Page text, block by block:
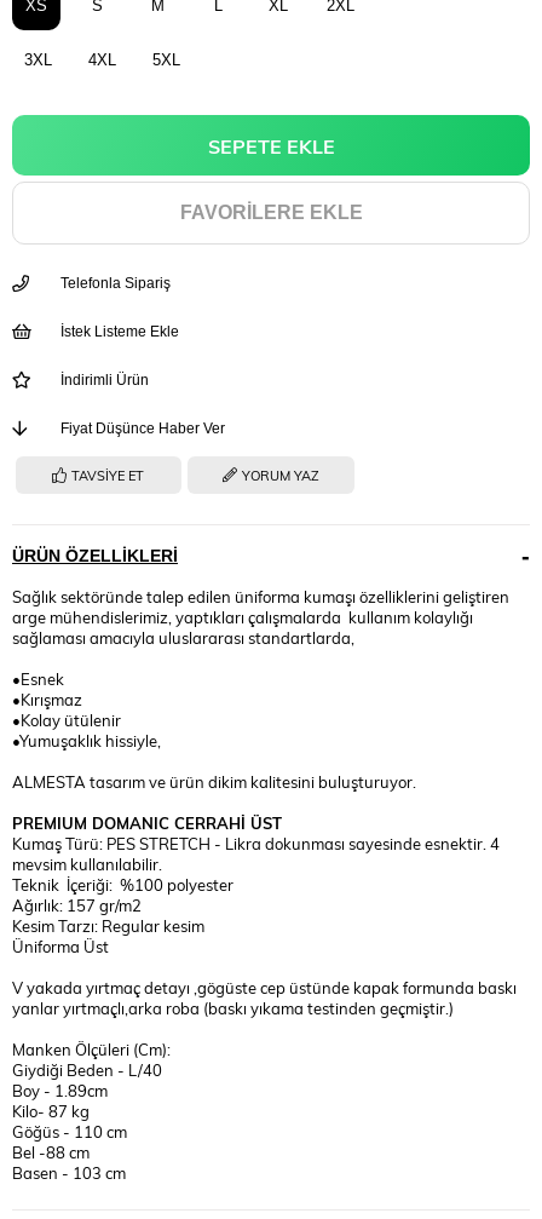
XS S M L XL 2XL
3XL 4XL 5XL
FAVORILERE EKLE
Telefonla Sipariş
İstek Listeme Ekle
İndirimli Ürün
Fiyat Düşünce Haber Ver
TAVSIYE ET YORUM YAZ
ÜRÜN ÖZELLIKLERI
Sağlık sektöründe talep edilen üniforma kumaşı özelliklerini geliştiren
arge mühendislerimiz, yaptıkları çalışmalarda kullanım kolaylığı
sağlaması amacıyla uluslararası standartlarda,
•Esnek
•Kırışmaz
•Kolay ütülenir
•Yumuşaklık hissiyle,
ALMESTA tasarım ve ürün dikim kalitesini buluşturuyor.
PREMIUM DOMANIC CERRAHİ ÜST
Kumaş Türü: PES STRETCH - Likra dokunması sayesinde esnektir. 4
mevsim kullanılabilir.
Teknik İçeriği: %100 polyester
Ağırlık: 157 gr/m2
Kesim Tarzı: Regular kesim
Üniforma Üst
V yakada yırtmaç detayı ,gögüste cep üstünde kapak formunda baskı
yanlar yırtmaçlı,arka roba (baskı yıkama testinden geçmiştir.)
Manken Ölçüleri (Cm):
Giydiği Beden - L/40
Boy - 1.89cm
Kilo- 87 kg
Göğüs - 110 cm
Bel -88 cm
Basen - 103 cm